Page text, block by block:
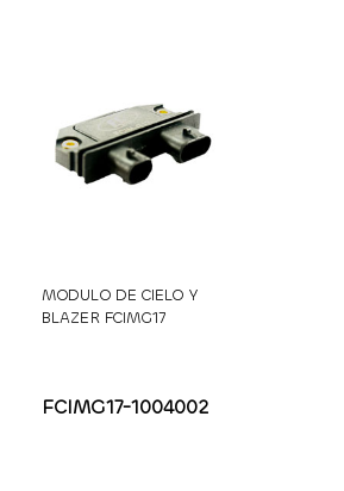
MODULO DE CIELO Y
BLAZER FCIMG17
FCIMG17-1004002